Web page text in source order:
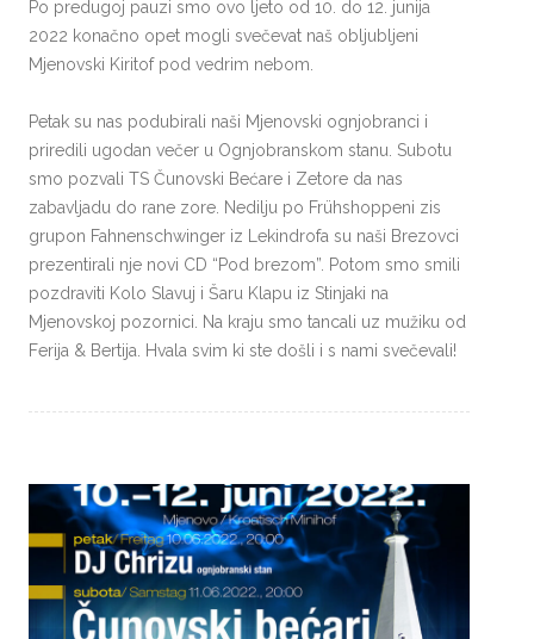
Po predugoj pauzi smo ovo ljeto od 10. do 12. junija
2022 konačno opet mogli svečevat naš obljubljeni
Mjenovski Kiritof pod vedrim nebom.
Petak su nas podubirali naši Mjenovski ognjobranci i
priredili ugodan večer u Ognjobranskom stanu. Subotu
smo pozvali TS Čunovski Bećare i Zetore da nas
zabavljadu do rane zore. Nedilju po Frühshoppeni zis
grupon Fahnenschwinger iz Lekindrofa su naši Brezovci
prezentirali nje novi CD “Pod brezom”. Potom smo smili
pozdraviti Kolo Slavuj i Šaru Klapu iz Stinjaki na
Mjenovskoj pozornici. Na kraju smo tancali uz mužiku od
Ferija & Bertija. Hvala svim ki ste došli i s nami svečevali!